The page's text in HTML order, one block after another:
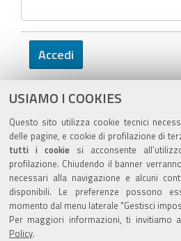
USIAMO I COOKIES
Questo sito utilizza cookie tecnici
delle pagine, e cookie di profilazione di
tutti i cookiesi acconsente
profilazione. Chiudendo il banner
necessari alla navigazione e alcuni
disponibili. Le preferenze possono
momento dal menu laterale "Gestisci
Per maggiori informazioni, ti invitiamo
Policy.
Se hai dimenticato la tua
spedirtene una
Valuta